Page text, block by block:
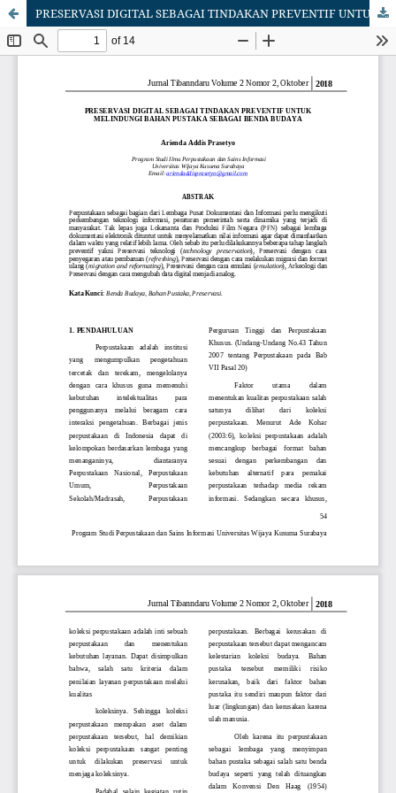
PRESERVASI DIGITAL SEBAGAI TINDAKAN PREVENTIF UNTUK MELINDUNGI BAHAN PUSTAKA SEBAGAI BENDA BUDAYA